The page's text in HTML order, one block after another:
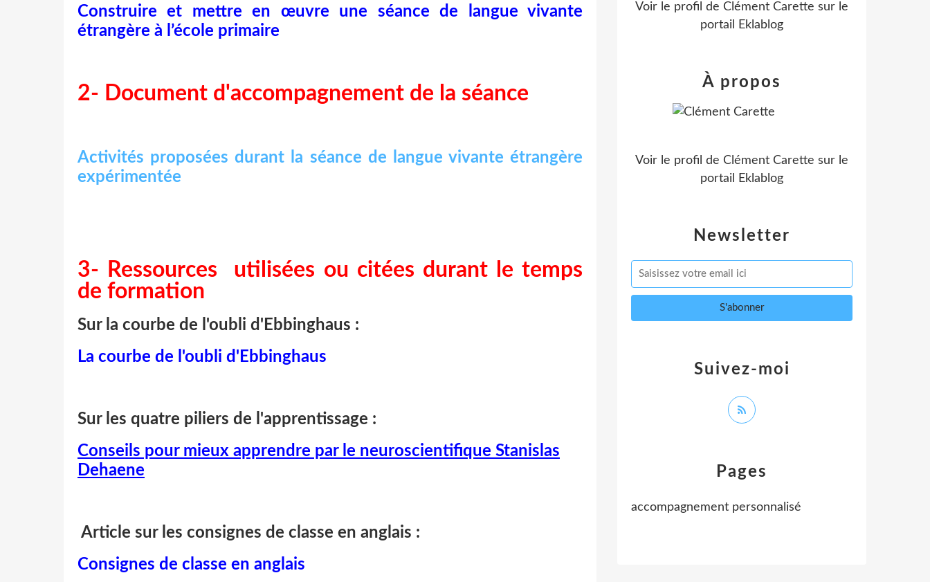
Construire et mettre en œuvre une séance de langue vivante
étrangère à l’école primaire
2- Document d'accompagnement de la séance
Activités proposées durant la séance de langue vivante étrangère
expérimentée
3- Ressources utilisées ou citées durant le temps
de formation
Sur la courbe de l'oubli d'Ebbinghaus :
La courbe de l'oubli d'Ebbinghaus
Sur les quatre piliers de l'apprentissage :
Conseils pour mieux apprendre par le neuroscientifique Stanislas
Dehaene
Article sur les consignes de classe en anglais :
Consignes de classe en anglais
Newsletter
Pages
accompagnement personnalisé
Voir le profil de Clément Carette sur le
portail Eklablog
Suivez-moi
À propos
Voir le profil de Clément Carette sur le
portail Eklablog